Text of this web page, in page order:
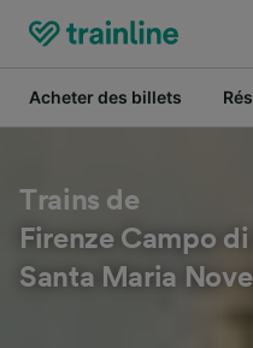
Acheter des billets
Trains de
Firenze Campo
Santa Maria